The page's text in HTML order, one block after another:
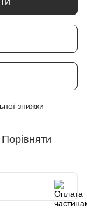
знижки
Порівняти